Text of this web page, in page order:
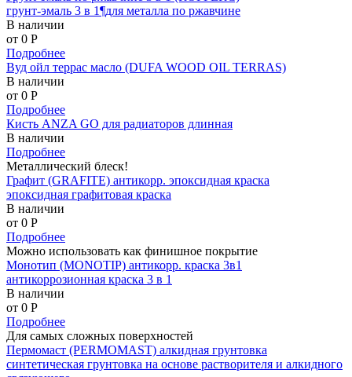
грунт-эмаль 3 в 1¶для металла по ржавчине
В наличии
от 0 P
Подробнее
Вуд ойл террас масло (DUFA WOOD OIL TERRAS)
В наличии
от 0 P
Подробнее
Кисть ANZA GO для радиаторов длинная
В наличии
Подробнее
Металлический блеск!
Графит (GRAFITE) антикорр. эпоксидная краска
эпоксидная графитовая краска
В наличии
от 0 P
Подробнее
Можно использовать как финишное покрытие
Монотип (MONOTIP) антикорр. краска 3в1
антикоррозионная краска 3 в 1
В наличии
от 0 P
Подробнее
Для самых сложных поверхностей
Пермомаст (PERMOMAST) алкидная грунтовка
синтетическая грунтовка на основе растворителя и алкидного